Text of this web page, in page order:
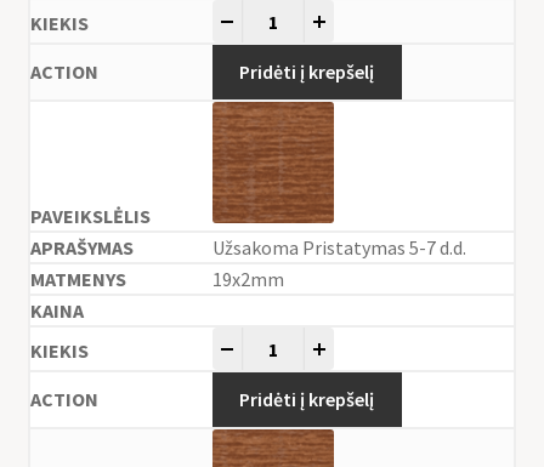
Pridėti į krepšelį
Užsakoma Pristatymas 5-7 d.d.
19x2mm
Pridėti į krepšelį